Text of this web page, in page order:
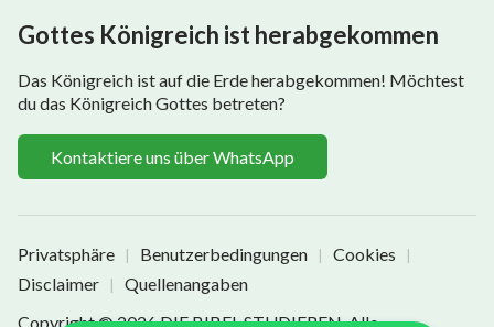
Gottes Königreich ist herabgekommen
Das Königreich ist auf die Erde herabgekommen! Möchtest
du das Königreich Gottes betreten?
Kontaktiere uns über WhatsApp
Privatsphäre | Benutzerbedingungen | Cookies |
Disclaimer |
Quellenangaben
Copyright © 2026DIE BIBEL STUDIEREN. Alle